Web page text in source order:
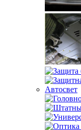
Автосвет